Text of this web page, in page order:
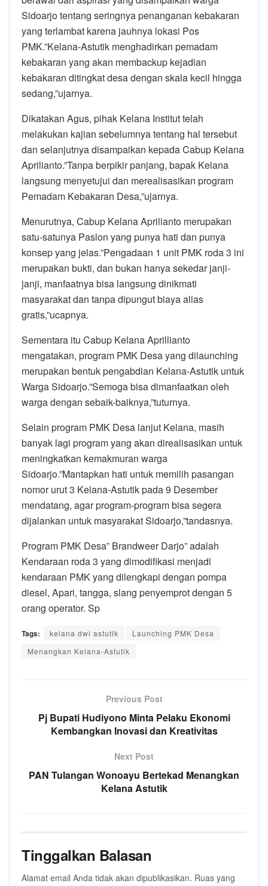
Sidoarjo tentang seringnya penanganan kebakaran
yang terlambat karena jauhnya lokasi Pos
PMK.”Kelana-Astutik menghadirkan pemadam
kebakaran yang akan membackup kejadian
kebakaran ditingkat desa dengan skala kecil hingga
sedang,”ujarnya.
Dikatakan Agus, pihak Kelana Institut telah
melakukan kajian sebelumnya tentang hal tersebut
dan selanjutnya disampaikan kepada Cabup Kelana
Aprilianto.”Tanpa berpikir panjang, bapak Kelana
langsung menyetujui dan merealisasikan program
Pemadam Kebakaran Desa,”ujarnya.
Menurutnya, Cabup Kelana Aprilianto merupakan
satu-satunya Paslon yang punya hati dan punya
konsep yang jelas.”Pengadaan 1 unit PMK roda 3 ini
merupakan bukti, dan bukan hanya sekedar janji-
janji, manfaatnya bisa langsung dinikmati
masyarakat dan tanpa dipungut biaya alias
gratis,”ucapnya.
Sementara itu Cabup Kelana Aprillianto
mengatakan, program PMK Desa yang dilaunching
merupakan bentuk pengabdian Kelana-Astutik untuk
Warga Sidoarjo.”Semoga bisa dimanfaatkan oleh
warga dengan sebaik-baiknya,”tuturnya.
Selain program PMK Desa lanjut Kelana, masih
banyak lagi program yang akan direalisasikan untuk
meningkatkan kemakmuran warga
Sidoarjo.”Mantapkan hati untuk memilih pasangan
nomor urut 3 Kelana-Astutik pada 9 Desember
mendatang, agar program-program bisa segera
dijalankan untuk masyarakat Sidoarjo,”tandasnya.
Program PMK Desa” Brandweer Darjo” adalah
Kendaraan roda 3 yang dimodifikasi menjadi
kendaraan PMK yang dilengkapi dengan pompa
diesel, Apari, tangga, slang penyemprot dengan 5
orang operator. Sp
Tags: kelana dwi astutik
Launching PMK Desa
Menangkan Kelana-Astutik
Previous Post
Pj Bupati Hudiyono Minta Pelaku Ekonomi
Kembangkan Inovasi dan Kreativitas
Next Post
PAN Tulangan Wonoayu Bertekad Menangkan
Kelana Astutik
Tinggalkan Balasan
Alamat email Anda tidak akan dipublikasikan. Ruas yang